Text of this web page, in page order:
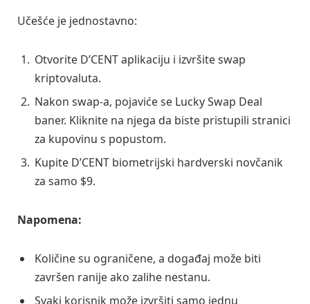
Učešće je jednostavno:
Otvorite D’CENT aplikaciju i izvršite swap
kriptovaluta.
Nakon swap-a, pojaviće se Lucky Swap Deal
baner. Kliknite na njega da biste pristupili stranici
za kupovinu s popustom.
Kupite D’CENT biometrijski hardverski novčanik
za samo $9.
Napomena:
Količine su ograničene, a događaj može biti
završen ranije ako zalihe nestanu.
Svaki korisnik može izvršiti samo jednu